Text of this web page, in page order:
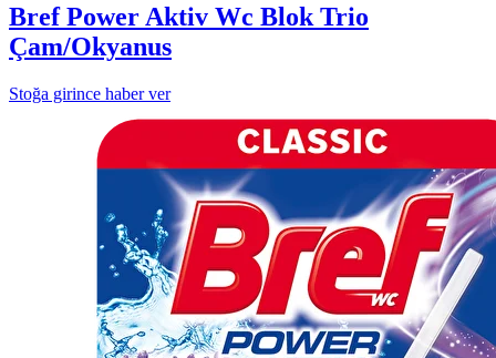
Bref Power Aktiv Wc Blok Trio
Çam/Okyanus
Stoğa girince haber ver